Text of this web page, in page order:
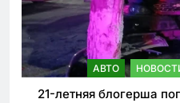
АВТО
21-летняя блогерша